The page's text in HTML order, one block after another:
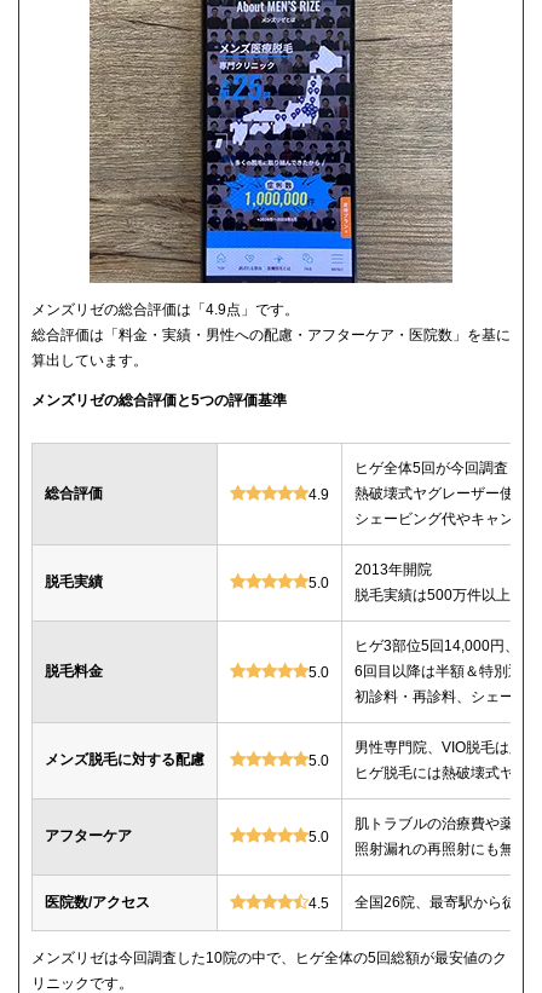
メンズリゼの総合評価は「4.9点」です。
総合評価は「料金・実績・男性への配慮・アフターケア・医院数」を基に
算出しています。
メンズリゼの総合評価と5つの評価基準
総合評価 4.9
ヒゲ全体5回が今回調査し
熱破壊式ヤグレーザー使用
シェービング代やキャンセ
脱毛実績 5.0
2013年開院
脱毛実績は500万件以上
脱毛料金 5.0
ヒゲ3部位5回14,000円、ヒ
6回目以降は半額＆特別返
初診料・再診料、シェービ
メンズ脱毛に対する配慮 5.0
男性専門院、VIO脱毛は必
ヒゲ脱毛には熱破壊式ヤグ
アフターケア 5.0
肌トラブルの治療費や薬代
照射漏れの再照射にも無料
医院数/アクセス 4.5 全国26院、最寄駅から徒歩
メンズリゼは今回調査した10院の中で、ヒゲ全体の5回総額が最安値のク
リニックです。